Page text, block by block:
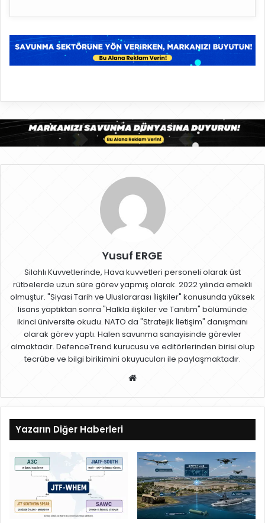
Yusuf ERGE
Silahlı Kuvvetlerinde, Hava kuvvetleri personeli olarak üst
rütbelerde uzun süre görev yapmış olarak. 2022 yılında emekli
olmuştur. "Siyasi Tarih ve Uluslararası İlişkiler" konusunda yüksek
lisans yaptıktan sonra "Halkla ilişkiler ve Tanıtım" bölümünde
ikinci üniversite okudu. NATO da "Stratejik İletişim" danışmanı
olarak görev yaptı. Halen savunma sanayisinde görevler
almaktadır. DefenceTrend kurucusu ve editörlerinden birisi olup
tecrübe ve bilgi birikimini okuyucuları ile paylaşmaktadır.
sit
esi
Yazarın Diğer Haberleri